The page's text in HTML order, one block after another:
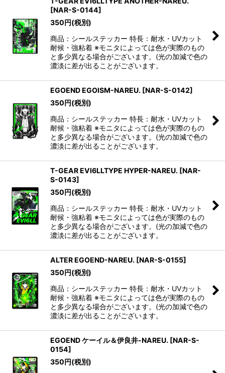
[NAR-S-0144]
350円(税別)
商品：シールステッカー 特長：耐水・UVカット
耐候・強粘着 ※モニタによっては色が実際のもの
と多少異なる場合がございます。(光の加減で色の
濃淡に差が出ることがございます。
EGOEND EGOISM-NAREU. [NAR-S-0142]
350円(税別)
商品：シールステッカー 特長：耐水・UVカット
耐候・強粘着 ※モニタによっては色が実際のもの
と多少異なる場合がございます。(光の加減で色の
濃淡に差が出ることがございます。
T-GEAR EVI6LLTYPE HYPER-NAREU. [NAR-
S-0143]
350円(税別)
商品：シールステッカー 特長：耐水・UVカット
耐候・強粘着 ※モニタによっては色が実際のもの
と多少異なる場合がございます。(光の加減で色の
濃淡に差が出ることがございます。
ALTER EGOEND-NAREU. [NAR-S-0155]
350円(税別)
商品：シールステッカー 特長：耐水・UVカット
耐候・強粘着 ※モニタによっては色が実際のもの
と多少異なる場合がございます。(光の加減で色の
濃淡に差が出ることがございます。
EGOEND ケーイル＆伊良井-NAREU. [NAR-S-
0154]
350円(税別)